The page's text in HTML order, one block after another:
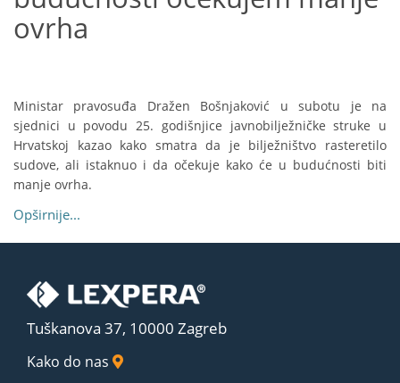
ovrha
Ministar pravosuđa Dražen Bošnjaković u subotu je na
sjednici u povodu 25. godišnjice javnobilježničke struke u
Hrvatskoj kazao kako smatra da je bilježništvo rasteretilo
sudove, ali istaknuo i da očekuje kako će u budućnosti biti
manje ovrha.
Opširnije...
Tuškanova 37, 10000 Zagreb
Kako do nas